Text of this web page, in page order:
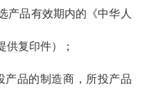
产品有效期内的《中华人
供复印件）；
产品的制造商，所投产品